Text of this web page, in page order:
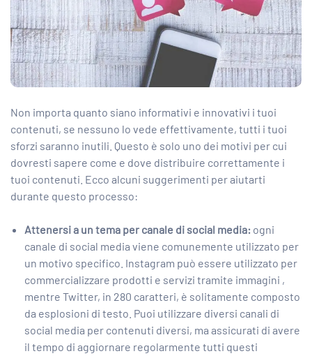
Non importa quanto siano informativi e innovativi i tuoi
contenuti, se nessuno lo vede effettivamente, tutti i tuoi
sforzi saranno inutili. Questo è solo uno dei motivi per cui
dovresti sapere come e dove distribuire correttamente i
tuoi contenuti. Ecco alcuni suggerimenti per aiutarti
durante questo processo:
Attenersi a un tema per canale di social media: ogni
canale di social media viene comunemente utilizzato per
un motivo specifico. Instagram può essere utilizzato per
commercializzare prodotti e servizi tramite immagini ,
mentre Twitter, in 280 caratteri, è solitamente composto
da esplosioni di testo. Puoi utilizzare diversi canali di
social media per contenuti diversi, ma assicurati di avere
il tempo di aggiornare regolarmente tutti questi